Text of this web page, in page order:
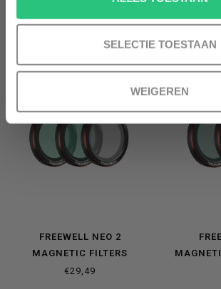
SELECTIE TOESTAAN
WEIGEREN
FREEWELL NEO 2
MAGNETIC FILTERS
EVERYDAY 3-PACK
€29,49